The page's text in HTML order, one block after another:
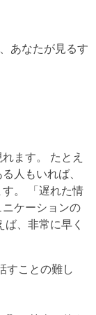
あなたが見るす
ます。
たとえ
人もいれば、
。
「遅れた情
ケーションの
ば、非常に早く
すことの難し